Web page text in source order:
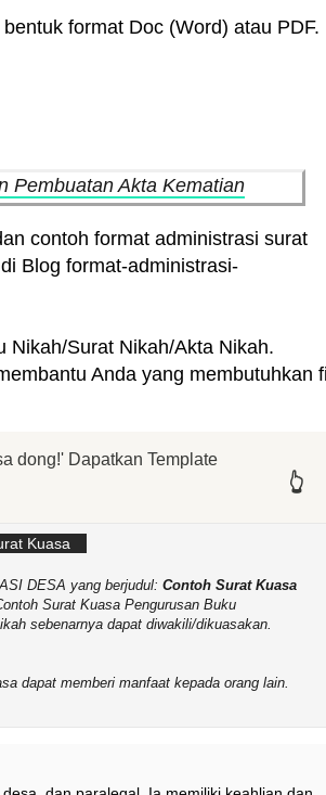
format Doc (Word) atau PDF.
Pembuatan Akta Kematian
contoh format administrasi surat
Blog format-administrasi-
Nikah/Surat Nikah/Akta Nikah.
Anda yang membutuhkan
dong!' Dapatkan Template
👆
Kuasa
DESA yang berjudul: Contoh Surat Kuasa
Surat Kuasa Pengurusan Buku
sebenarnya dapat diwakili/dikuasakan.
dapat memberi manfaat kepada orang lain.